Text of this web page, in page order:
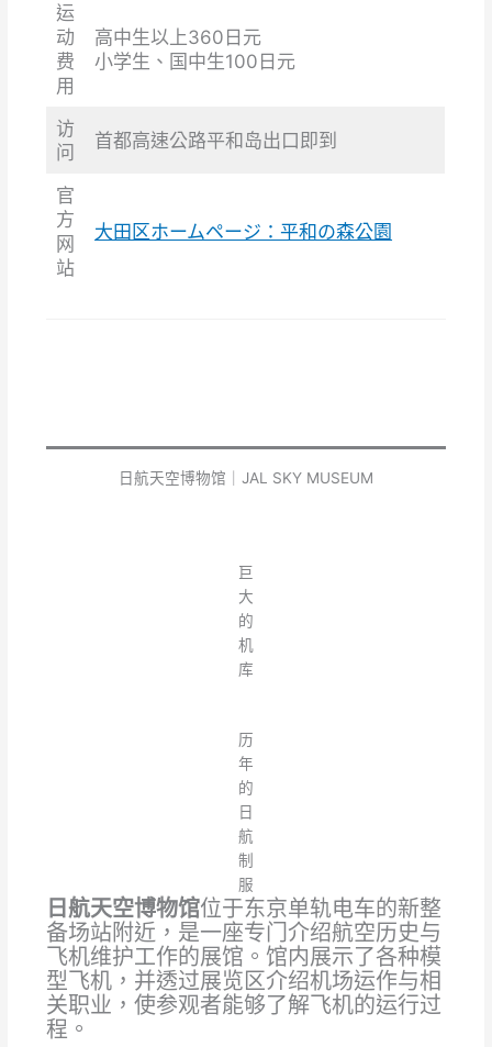
运
动
费
用
高中生以上360日元
小学生、国中生100日元
访
问
首都高速公路平和岛出口即到
官
方
网
站
大田区ホームページ：平和の森公園
日航天空博物馆｜JAL SKY MUSEUM
巨
大
的
机
库
历
年
的
日
航
制
服
日航天空博物馆位于东京单轨电车的新整
备场站附近，是一座专门介绍航空历史与
飞机维护工作的展馆。馆内展示了各种模
型飞机，并透过展览区介绍机场运作与相
关职业，使参观者能够了解飞机的运行过
程。